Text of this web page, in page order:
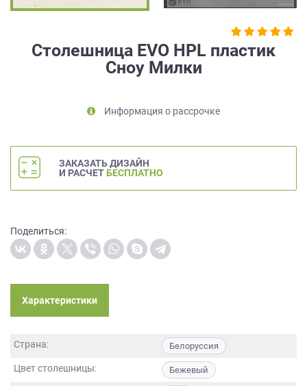
Столешница EVO HPL пластик
Сноу Милки
Информация о рассрочке
ЗАКАЗАТЬ ДИЗАЙН
И РАСЧЕТ БЕСПЛАТНО
Поделиться:
Характеристики
Страна: Белоруссия
Цвет столешницы: Бежевый
на
данных,
метрическими
условиях
обработки
персональных